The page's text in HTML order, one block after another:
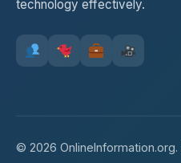
technology effectively.
© 2026